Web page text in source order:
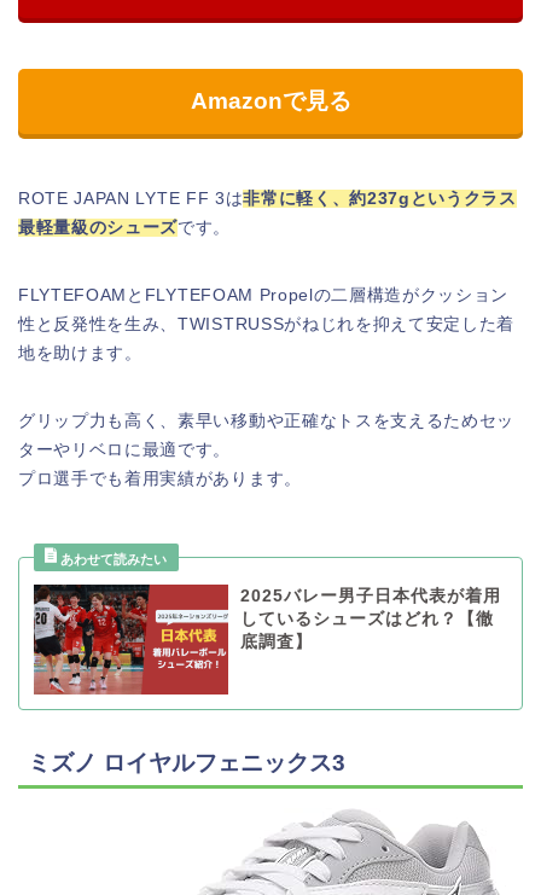
Amazonで見る
ROTE JAPAN LYTE FF 3は非常に軽く、約237gというクラス
最軽量級のシューズです。
FLYTEFOAMとFLYTEFOAM Propelの二層構造がクッション
性と反発性を生み、TWISTRUSSがねじれを抑えて安定した着
地を助けます。
グリップ力も高く、素早い移動や正確なトスを支えるためセッ
ターやリベロに最適です。
プロ選手でも着用実績があります。
2025バレー男子日本代表が着用
しているシューズはどれ？【徹
底調査】
ミズノ ロイヤルフェニックス3